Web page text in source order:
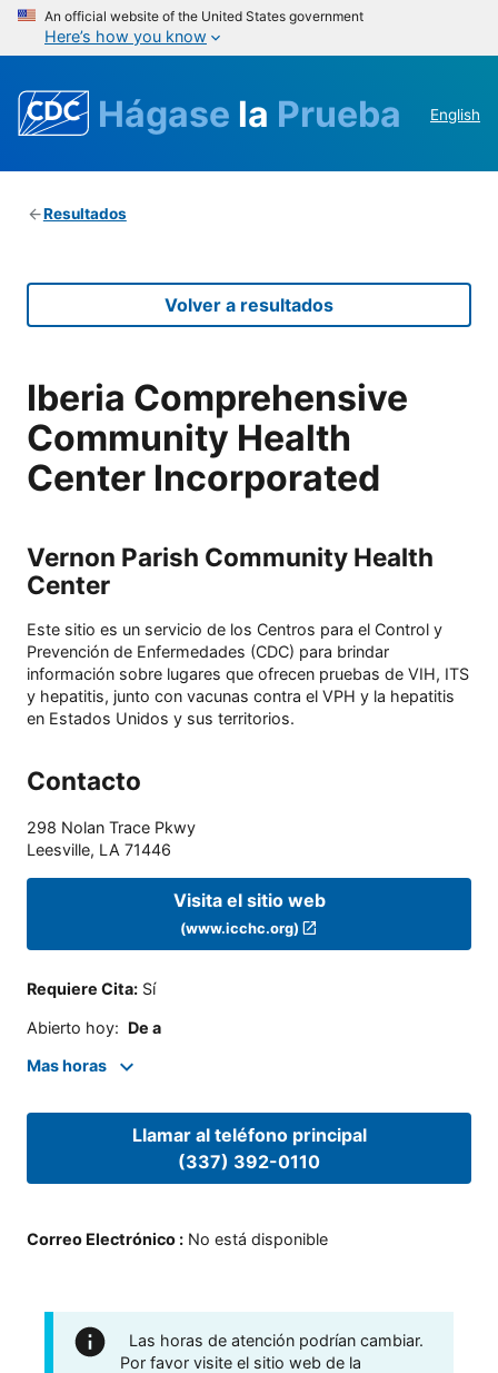
An official website of the United States government
Here’s how you know
Hágase la Prueba English
Resultados
Volver a resultados
Iberia Comprehensive
Community Health
Center Incorporated
Vernon Parish Community Health
Center
Este sitio es un servicio de los Centros para el Control y
Prevención de Enfermedades (CDC) para brindar
información sobre lugares que ofrecen pruebas de VIH, ITS
y hepatitis, junto con vacunas contra el VPH y la hepatitis
en Estados Unidos y sus territorios.
Contacto
298 Nolan Trace Pkwy
Leesville, LA 71446
Visita el sitio web
(www.icchc.org)
Requiere Cita: Sí
Abierto hoy: De a
Mas horas
Llamar al teléfono principal
(337) 392-0110
Correo Electrónico : No está disponible
Las horas de atención podrían cambiar.
Por favor visite el sitio web de la